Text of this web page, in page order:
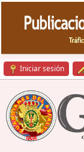
Iniciar sesión